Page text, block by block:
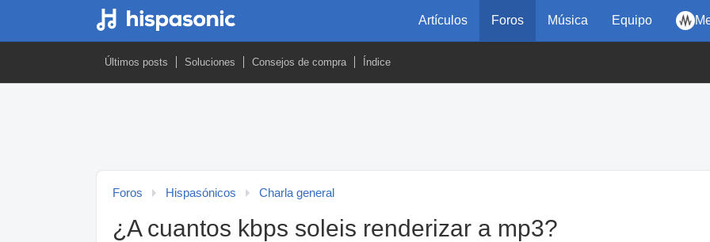
Artículos Foros Música Equipo
Últimos posts Soluciones Consejos de compra Índice
Foros Hispasónicos Charla general
¿A cuantos kbps soleis renderizar a mp3?